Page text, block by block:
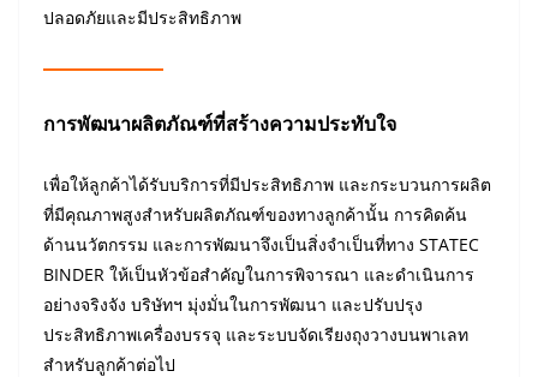
ปลอดภัยและมีประสิทธิภาพ
การพัฒนาผลิตภัณฑ์ที่สร้างความประทับใจ
เพื่อให้ลูกค้าได้รับบริการที่มีประสิทธิภาพ และกระบวนการผลิต
ที่มีคุณภาพสูงสำหรับผลิตภัณฑ์ของทางลูกค้านั้น การคิดค้น
ด้านนวัตกรรม และการพัฒนาจึงเป็นสิ่งจำเป็นที่ทาง STATEC
BINDER ให้เป็นหัวข้อสำคัญในการพิจารณา และดำเนินการ
อย่างจริงจัง บริษัทฯ มุ่งมั่นในการพัฒนา และปรับปรุง
ประสิทธิภาพเครื่องบรรจุ และระบบจัดเรียงถุงวางบนพาเลท
สำหรับลูกค้าต่อไป